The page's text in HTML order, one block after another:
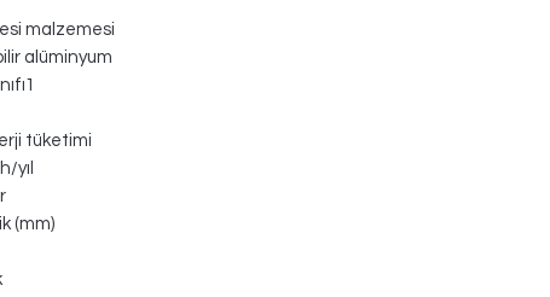
malzemesi
alüminyum
tüketimi
yıl
(mm)